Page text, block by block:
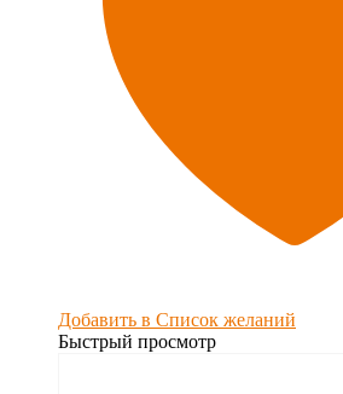
Добавить в Список желаний
Быстрый просмотр